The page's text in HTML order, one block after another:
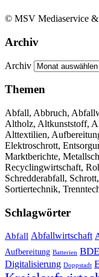
© MSV Mediaservice
Archiv
Archiv
Themen
Abfall, Abbruch,
Altholz, Altkunststoff,
Alttextilien,
Elektroschrott,
Marktberichte,
Recyclingwirtschaft,
Schredderabfall,
Sortiertechnik,
Schlagwörter
Abfall Abfallwirtschaft
Aufbereitung Batterien BDE
Digitalisierung Doppstadt